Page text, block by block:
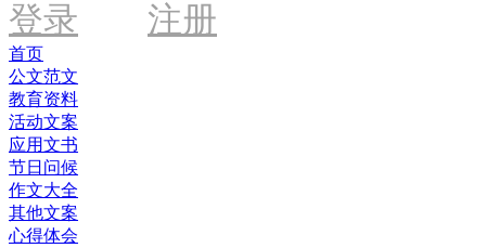
登录 注册
首页
公文范文
教育资料
活动文案
应用文书
节日问候
作文大全
其他文案
心得体会